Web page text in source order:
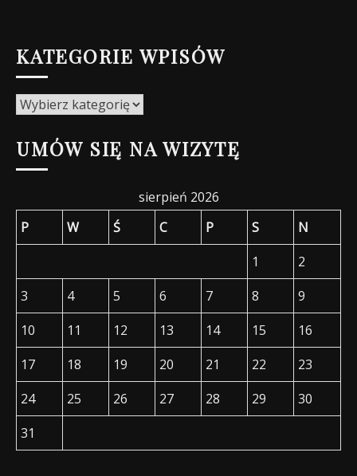
KATEGORIE WPISÓW
Kategorie
UMÓW SIĘ NA WIZYTĘ
sierpień 2026
P
W Ś C P S
N
1
2
3
4 5 6 7 8
9
10
11 12 13 14 15
16
17
18 19 20 21 22
23
24
25 26 27 28 29
30
31